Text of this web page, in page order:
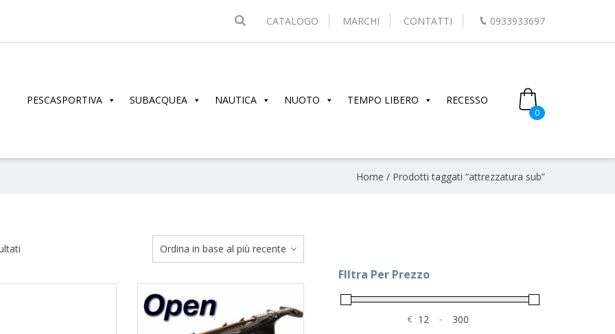
CATALOGO MARCHI CONTATTI 0933933697
PESCASPORTIVA SUBACQUEA NAUTICA NUOTO TEMPO LIBERO RECESSO
0
Home / Prodotti taggati “attrezzatura sub”
Ordina
FIltra Per Prezzo
€
Minimum Price
-
Maximum Price